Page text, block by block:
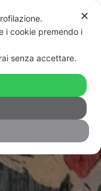
e Salvini in
✕
i cookie premendo i
senza accettare.